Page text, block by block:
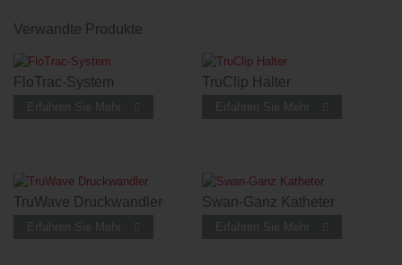
Verwandte Produkte
FloTrac-System
Erfahren Sie Mehr
TruClip Halter
Erfahren Sie Mehr
TruWave Druckwandler
Erfahren Sie Mehr
Swan-Ganz Katheter
Erfahren Sie Mehr